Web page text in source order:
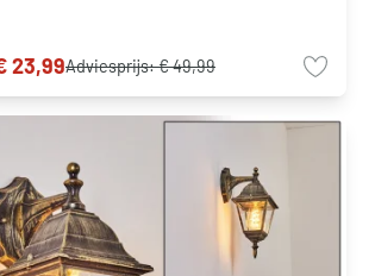
23,99Adviesprijs:€ 49,99